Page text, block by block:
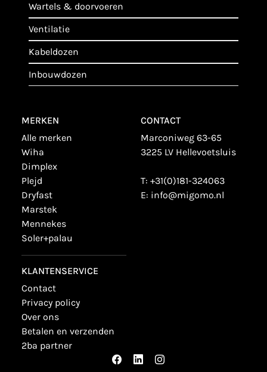
wartels & doorvoeren
ventilatie
kabeldozen
inbouwdozen
MERKEN
alle merken
wiha
dimplex
plejd
dryfast
marstek
mennekes
soler+palau
KLANTENSERVICE
contact
privacy policy
over ons
betalen en verzenden
2ba partner
CONTACT
Marconiweg 63-65
3225 LV Hellevoetsluis
T: +31(0)181-324063
E: info@migomo.nl